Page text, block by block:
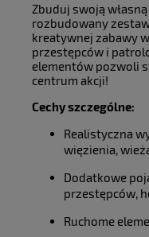
Zbuduj swoją
rozbudowany
kreatywnej zabawy
przestępców i
elementów pozwoli
centrum akcji!
Cechy szczególne:
Realistyczna
więzienia,
Dodatkowe
przestępców,
Ruchome